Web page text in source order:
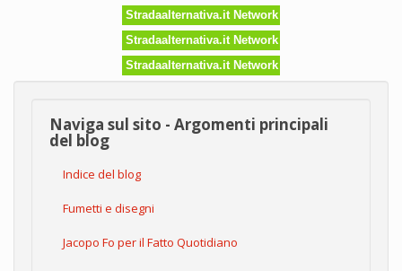
Stradaalternativa.it Network
Stradaalternativa.it Network
Stradaalternativa.it Network
Naviga sul sito - Argomenti principali
del blog
Indice del blog
Fumetti e disegni
Jacopo Fo per il Fatto Quotidiano